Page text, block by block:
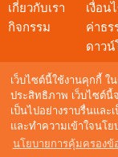
เว็บไซต์นี้ใช้งานคุกกี้ ใ
ประสิทธิภาพ เว็บไซต์นี้
เป็นไปอย่างราบรื่นแล
และทำความเข้าใจนโ
นโยบายการคุ้มครอง
เกี่ยวกับเรา
กิจกรรม
เงื่อน
ค่าธร
ดาวน์
สอบถามข้อมูล
อีเมล :